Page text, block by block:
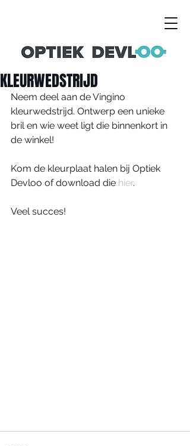
KLEURWEDSTRIJD
Neem deel aan de Vingino
kleurwedstrijd. Ontwerp een unieke
bril en wie weet ligt die binnenkort in
de winkel!
Kom de kleurplaat halen bij Optiek
Devloo of download die hier.
Veel succes!